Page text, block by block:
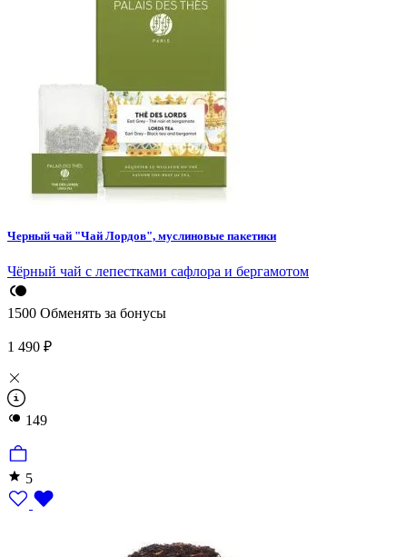
Черный чай "Чай Лордов", муслиновые пакетики
Чёрный чай с лепестками сафлора и бергамотом
1500 Обменять за бонусы
1 490 ₽
149
5